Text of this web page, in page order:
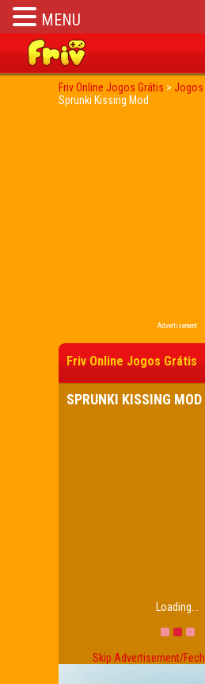
Friv Online Jogos Grátis > Jogos
Sprunki Kissing Mod
Advertisement
Friv Online Jogos Grátis
SPRUNKI KISSING MOD
Loading...
Skip Advertisement/
MENU